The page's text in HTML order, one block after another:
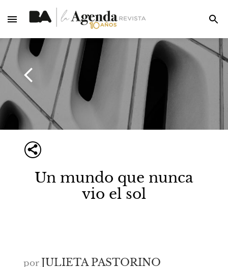
Un mundo que nunca
vio el sol
por JULIETA PASTORINO